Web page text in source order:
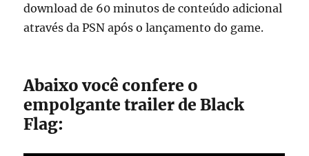
download de 60 minutos de conteúdo adicional
através da PSN após o lançamento do game.
Abaixo você confere o
empolgante trailer de Black
Flag: